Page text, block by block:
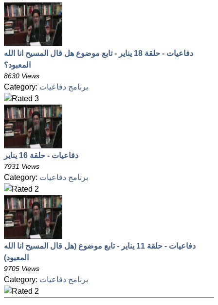
دفاعيات - حلقة 18 يناير - تابع موضوع هل قال المسيح انا الله
المعبود؟
8630 Views
Category: برنامج دفاعيات
دفاعيات - حلقة 16 يناير
7931 Views
Category: برنامج دفاعيات
دفاعيات - حلقة 11 يناير - تابع موضوع (هل قال المسيح انا الله
المعبود)
9705 Views
Category: برنامج دفاعيات